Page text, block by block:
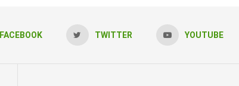
FACEBOOK TWITTER YOUTUBE